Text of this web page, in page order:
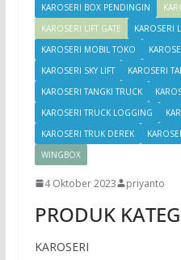
KAROSERI BOX PENDINGIN
KAROSERI LIFT GATE
KAROSERI
KAROSERI MOBIL TOKO
KAROSERI SKY LIFT
KAROSERI
KAROSERI TANGKI TRUCK
KAROSERI TRUCK LOGGING
KAROSERI TRUK DEREK
WINGBOX
4 Oktober 2023 priyanto
PRODUK
KAROSERI